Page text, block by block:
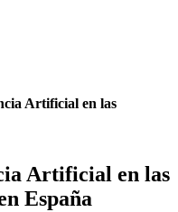
Artificial en las
Artificial en las
España